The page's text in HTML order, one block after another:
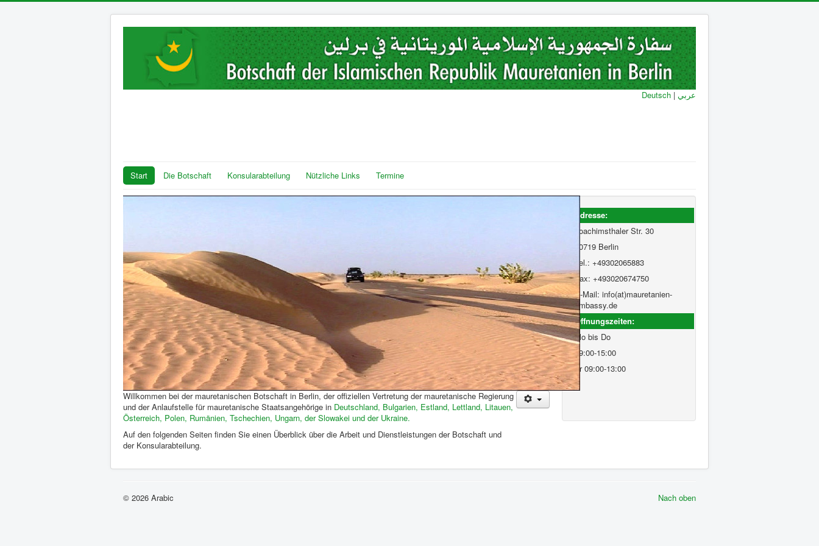
Deutsch | عربي
Start Die Botschaft Konsularabteilung Nützliche Links Termine
Willkommen bei der mauretanischen Botschaft in Berlin, der offiziellen Vertretung der mauretanische Regierung
und der Anlaufstelle für mauretanische Staatsangehörige in Deutschland, Bulgarien, Estland, Lettland, Litauen,
Österreich, Polen, Rumänien, Tschechien, Ungarn, der Slowakei und der Ukraine.
Auf den folgenden Seiten finden Sie einen Überblick über die Arbeit und Dienstleistungen der Botschaft und
der Konsularabteilung.
Adresse:
Joachimsthaler Str. 30
10719 Berlin
Tel.: +49302065883
Fax: +493020674750
E-Mail: info(at)mauretanien-
embassy.de
Öffnungszeiten:
Mo bis Do
09:00-15:00
Fr 09:00-13:00
Nach oben
© 2026 Arabic